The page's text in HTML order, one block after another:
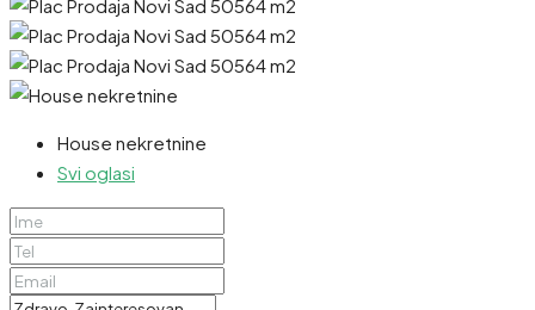
House nekretnine
Svi oglasi